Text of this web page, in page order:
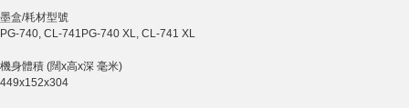
墨盒/耗材型號
PG-740, CL-741PG-740 XL, CL-741 XL
機身體積 (闊x高x深 毫米)
449x152x304